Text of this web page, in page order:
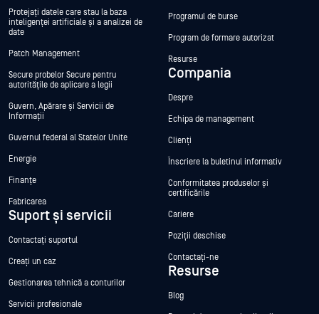
Protejați datele care stau la baza
inteligenței artificiale și a analizei de
date
Patch Management
Secure probelor Secure pentru
autoritățile de aplicare a legii
Guvern, Apărare și Servicii de
Informații
Guvernul federal al Statelor Unite
Energie
Finanțe
Fabricarea
Suport și servicii
Contactați suportul
Creați un caz
Gestionarea tehnică a conturilor
Servicii profesionale
Programul de burse
Program de formare autorizat
Resurse
Compania
Despre
Echipa de management
Clienți
Înscriere la buletinul informativ
Conformitatea produselor și
certificările
Cariere
Poziții deschise
Contactați-ne
Resurse
Blog